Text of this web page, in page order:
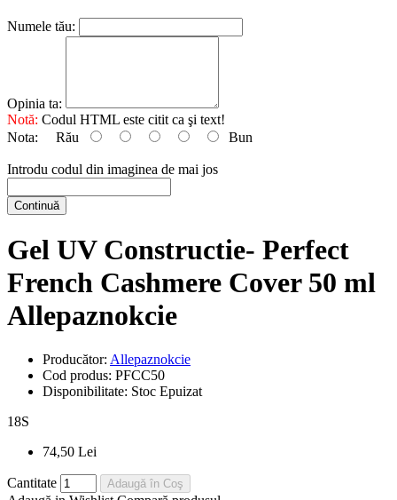
Numele tău:
Opinia ta:
Notă: Codul HTML este citit ca şi text!
Nota: Rău Bun
Introdu codul din imaginea de mai jos
Continuă
Gel UV Constructie- Perfect
French Cashmere Cover 50 ml
Allepaznokcie
Producător: Allepaznokcie
Cod produs: PFCC50
Disponibilitate: Stoc Epuizat
18S
74,50 Lei
Cantitate Adaugă în Coş